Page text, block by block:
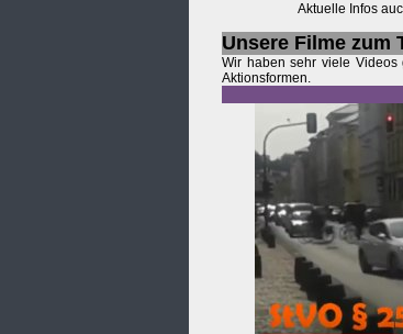
Aktuelle Infos
Unsere Filme zum
Wir haben sehr viele Videos
Aktionsformen.